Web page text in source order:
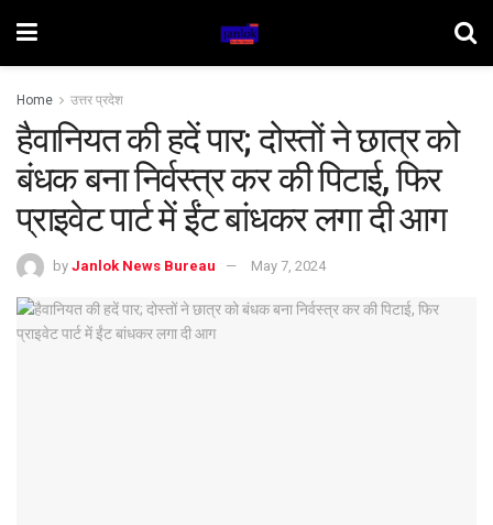
Home उत्तर प्रदेश
हैवानियत की हदें पार; दोस्तों ने छात्र को
बंधक बना निर्वस्त्र कर की पिटाई, फिर
प्राइवेट पार्ट में ईंट बांधकर लगा दी आग
by Janlok News Bureau May 7, 2024